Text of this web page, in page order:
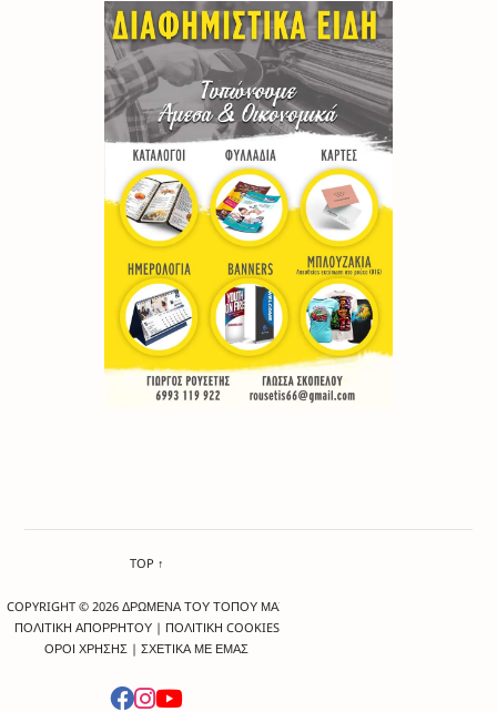
TOP ↑
COPYRIGHT © 2026 ΔΡΩΜΕΝΑ ΤΟΥ ΤΟΠΟΥ ΜΑΣ
ΠΟΛΙΤΙΚΗ ΑΠΟΡΡΗΤΟΥ| ΠΟΛΙΤΙΚΗ COOKIES
ΟΡΟΙ ΧΡΗΣΗΣ |ΣΧΕΤΙΚΑ ΜΕ ΕΜΑΣ